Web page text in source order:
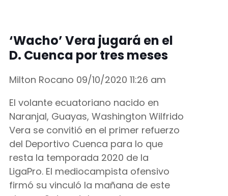
‘Wacho’ Vera jugará en el
D. Cuenca por tres meses
Milton Rocano 09/10/2020 11:26 am
El volante ecuatoriano nacido en
Naranjal, Guayas, Washington Wilfrido
Vera se convitió en el primer refuerzo
del Deportivo Cuenca para lo que
resta la temporada 2020 de la
LigaPro. El mediocampista ofensivo
firmó su vinculó la mañana de este